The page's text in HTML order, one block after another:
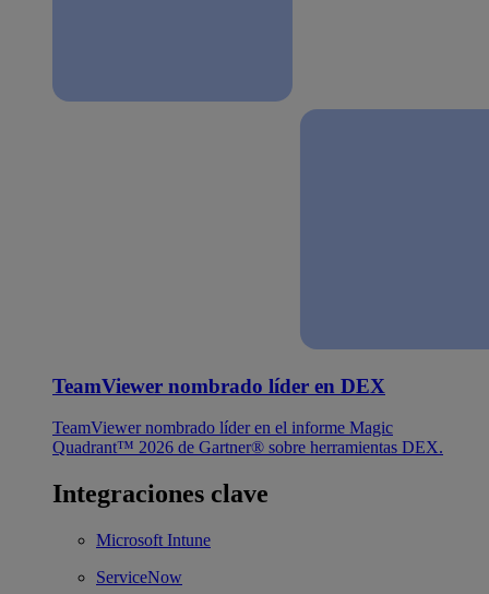
TeamViewer nombrado líder en DEX
TeamViewer nombrado líder en el informe Magic
Quadrant™ 2026 de Gartner® sobre herramientas DEX.
Integraciones clave
Microsoft Intune
ServiceNow